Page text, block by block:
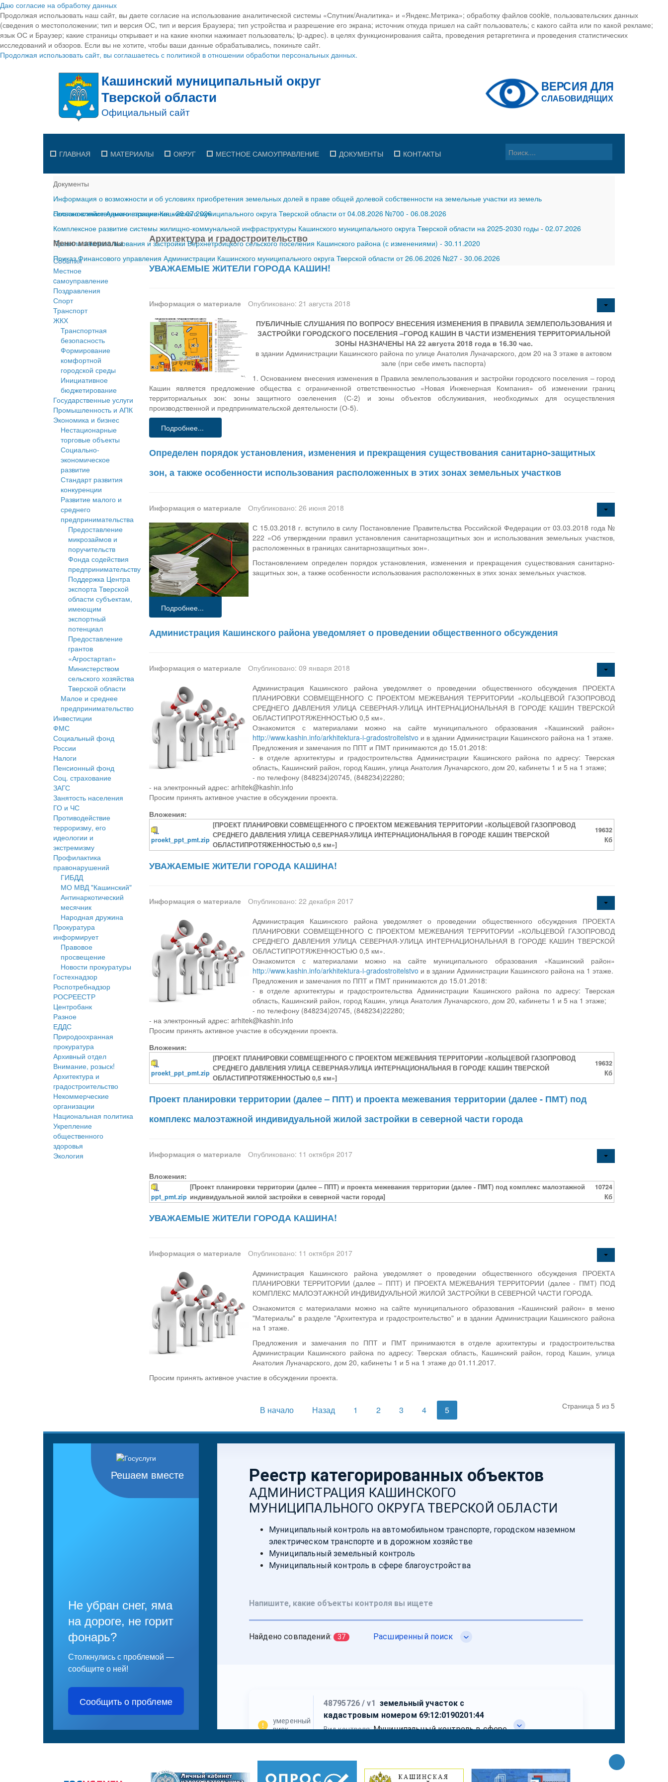
Даю согласие на обработку данных
Продолжая использовать наш сайт, вы даете согласие на использование аналитической системы «Спутник/Аналитика» и «Яндекс.Метрика»; обработку файлов cookie, пользовательских данных
(сведения о местоположении; тип и версия ОС, тип и версия Браузера; тип устройства и разрешение его экрана; источник откуда пришел на сайт пользователь; с какого сайта или по какой рекламе;
язык ОС и Браузер; какие страницы открывает и на какие кнопки нажимает пользователь; ip-адрес). в целях функционирования сайта, проведения ретаргетинга и проведения статистических
исследований и обзоров. Если вы не хотите, чтобы ваши данные обрабатывались, покиньте сайт.
Продолжая использовать сайт, вы соглашаетесь с политикой в отношении обработки персональных данных.
ГЛАВНАЯ МАТЕРИАЛЫ ОКРУГ МЕСТНОЕ САМОУПРАВЛЕНИЕ ДОКУМЕНТЫ КОНТАКТЫ
Документы
Информация о возможности и об условиях приобретения земельных долей в праве общей долевой собственности на земельные участки из земель
сельскохозяйственного назначения-29.07.2026
Постановление Администрации Кашинского муниципального округа Тверской области от 04.08.2026 №700 - 06.08.2026
Комплексное развитие системы жилищно-коммунальной инфраструктуры Кашинского муниципального округа Тверской области на 2025-2030 годы - 02.07.2026
Правила землепользования и застройки Верхнетроицкого сельского поселения Кашинского района (с изменениями) - 30.11.2020
Приказ Финансового управления Администрации Кашинского муниципального округа Тверской области от 26.06.2026 №27 - 30.06.2026
Меню материалы
События
Местное
cамоуправление
Поздравления
Спорт
Транспорт
ЖКХ
Транспортная
безопасность
Формирование
комфортной
городской среды
Инициативное
бюджетирование
Государственные услуги
Промышленность и АПК
Экономика и бизнес
Нестационарные
торговые объекты
Социально-
экономическое
развитие
Стандарт развития
конкуренции
Развитие малого и
среднего
предпринимательства
Предоставление
микрозаймов и
поручительств
Фонда содействия
предпринимательству
Поддержка Центра
экспорта Тверской
области субъектам,
имеющим
экспортный
потенциал
Предоставление
грантов
«Агростартап»
Министерством
сельского хозяйства
Тверской области
Малое и среднее
предпринимательство
Инвестиции
ФМС
Социальный фонд
России
Налоги
Пенсионный фонд
Соц. страхование
ЗАГС
Занятость населения
ГО и ЧС
Противодействие
терроризму, его
идеологии и
экстремизму
Профилактика
правонарушений
ГИБДД
МО МВД "Кашинский"
Антинаркотический
месячник
Народная дружина
Прокуратура
информирует
Правовое
просвещение
Новости прокуратуры
Гостехнадзор
Роспотребнадзор
РОСРЕЕСТР
Центробанк
Разное
ЕДДС
Природоохранная
прокуратура
Архивный отдел
Внимание, розыск!
Архитектура и
градостроительство
Некоммерческие
организации
Национальная политика
Укрепление
общественного
здоровья
Экология
Архитектура и градостроительство
УВАЖАЕМЫЕ ЖИТЕЛИ ГОРОДА КАШИН!
Информация о материале
Опубликовано: 21 августа 2018
ПУБЛИЧНЫЕ СЛУШАНИЯ ПО ВОПРОСУ ВНЕСЕНИЯ ИЗМЕНЕНИЯ В ПРАВИЛА ЗЕМЛЕПОЛЬЗОВАНИЯ И
ЗАСТРОЙКИ ГОРОДСКОГО ПОСЕЛЕНИЯ –ГОРОД КАШИН В ЧАСТИ ИЗМЕНЕНИЯ ТЕРРИТОРИАЛЬНОЙ
ЗОНЫ НАЗНАЧЕНЫ НА 22 августа 2018 года в 16.30 час.
в здании Администрации Кашинского района по улице Анатолия Луначарского, дом 20 на 3 этаже в актовом
зале (при себе иметь паспорта)
1. Основанием внесения изменения в Правила землепользования и застройки городского поселения – город
Кашин является предложение общества с ограниченной ответственностью «Новая Инженерная Компания» об изменении границ
территориальных зон: зоны защитного озеленения (С-2) и зоны объектов обслуживания, необходимых для осуществления
производственной и предпринимательской деятельности (О-5).
Подробнее...
Определен порядок установления, изменения и прекращения существования санитарно-защитных
зон, а также особенности использования расположенных в этих зонах земельных участков
Информация о материале
Опубликовано: 26 июня 2018
С 15.03.2018 г. вступило в силу Постановление Правительства Российской Федерации от 03.03.2018 года №
222 «Об утверждении правил установления санитарнозащитных зон и использования земельных участков,
расположенных в границах санитарнозащитных зон».
Постановлением определен порядок установления, изменения и прекращения существования санитарно-
защитных зон, а также особенности использования расположенных в этих зонах земельных участков.
Подробнее...
Администрация Кашинского района уведомляет о проведении общественного обсуждения
Информация о материале
Опубликовано: 09 января 2018
Администрация Кашинского района уведомляет о проведении общественного обсуждения ПРОЕКТА
ПЛАНИРОВКИ СОВМЕЩЕННОГО С ПРОЕКТОМ МЕЖЕВАНИЯ ТЕРРИТОРИИ «КОЛЬЦЕВОЙ ГАЗОПРОВОД
СРЕДНЕГО ДАВЛЕНИЯ УЛИЦА СЕВЕРНАЯ-УЛИЦА ИНТЕРНАЦИОНАЛЬНАЯ В ГОРОДЕ КАШИН ТВЕРСКОЙ
ОБЛАСТИПРОТЯЖЕННОСТЬЮ 0,5 км».
Ознакомится с материалами можно на сайте муниципального образования «Кашинский район»
http://www.kashin.info/arkhitektura-i-gradostroitelstvo и в здании Администрации Кашинского района на 1 этаже.
Предложения и замечания по ППТ и ПМТ принимаются до 15.01.2018:
- в отделе архитектуры и градостроительства Администрации Кашинского района по адресу: Тверская
область, Кашинский район, город Кашин, улица Анатолия Луначарского, дом 20, кабинеты 1 и 5 на 1 этаже;
- по телефону (848234)20745, (848234)22280;
- на электронный адрес: arhitek@kashin.info
Просим принять активное участие в обсуждении проекта.
Вложения:
proekt_ppt_pmt.zip
[ПРОЕКТ ПЛАНИРОВКИ СОВМЕЩЕННОГО С ПРОЕКТОМ МЕЖЕВАНИЯ ТЕРРИТОРИИ «КОЛЬЦЕВОЙ ГАЗОПРОВОД
СРЕДНЕГО ДАВЛЕНИЯ УЛИЦА СЕВЕРНАЯ-УЛИЦА ИНТЕРНАЦИОНАЛЬНАЯ В ГОРОДЕ КАШИН ТВЕРСКОЙ
ОБЛАСТИПРОТЯЖЕННОСТЬЮ 0,5 км»]
19632
Кб
УВАЖАЕМЫЕ ЖИТЕЛИ ГОРОДА КАШИНА!
Информация о материале
Опубликовано: 22 декабря 2017
Администрация Кашинского района уведомляет о проведении общественного обсуждения ПРОЕКТА
ПЛАНИРОВКИ СОВМЕЩЕННОГО С ПРОЕКТОМ МЕЖЕВАНИЯ ТЕРРИТОРИИ «КОЛЬЦЕВОЙ ГАЗОПРОВОД
СРЕДНЕГО ДАВЛЕНИЯ УЛИЦА СЕВЕРНАЯ-УЛИЦА ИНТЕРНАЦИОНАЛЬНАЯ В ГОРОДЕ КАШИН ТВЕРСКОЙ
ОБЛАСТИПРОТЯЖЕННОСТЬЮ 0,5 км».
Ознакомится с материалами можно на сайте муниципального образования «Кашинский район»
http://www.kashin.info/arkhitektura-i-gradostroitelstvo и в здании Администрации Кашинского района на 1 этаже.
Предложения и замечания по ППТ и ПМТ принимаются до 15.01.2018:
- в отделе архитектуры и градостроительства Администрации Кашинского района по адресу: Тверская
область, Кашинский район, город Кашин, улица Анатолия Луначарского, дом 20, кабинеты 1 и 5 на 1 этаже;
- по телефону (848234)20745, (848234)22280;
- на электронный адрес: arhitek@kashin.info
Просим принять активное участие в обсуждении проекта.
Вложения:
proekt_ppt_pmt.zip
[ПРОЕКТ ПЛАНИРОВКИ СОВМЕЩЕННОГО С ПРОЕКТОМ МЕЖЕВАНИЯ ТЕРРИТОРИИ «КОЛЬЦЕВОЙ ГАЗОПРОВОД
СРЕДНЕГО ДАВЛЕНИЯ УЛИЦА СЕВЕРНАЯ-УЛИЦА ИНТЕРНАЦИОНАЛЬНАЯ В ГОРОДЕ КАШИН ТВЕРСКОЙ
ОБЛАСТИПРОТЯЖЕННОСТЬЮ 0,5 км»]
19632
Кб
Проект планировки территории (далее – ППТ) и проекта межевания территории (далее - ПМТ) под
комплекс малоэтажной индивидуальной жилой застройки в северной части города
Информация о материале Опубликовано: 11 октября 2017
Вложения:
ppt_pmt.zip
[Проект планировки территории (далее – ППТ) и проекта межевания территории (далее - ПМТ) под комплекс малоэтажной
индивидуальной жилой застройки в северной части города]
10724
Кб
УВАЖАЕМЫЕ ЖИТЕЛИ ГОРОДА КАШИНА!
Информация о материале
Опубликовано: 11 октября 2017
Администрация Кашинского района уведомляет о проведении общественного обсуждения ПРОЕКТА
ПЛАНИРОВКИ ТЕРРИТОРИИ (далее – ППТ) И ПРОЕКТА МЕЖЕВАНИЯ ТЕРРИТОРИИ (далее - ПМТ) ПОД
КОМПЛЕКС МАЛОЭТАЖНОЙ ИНДИВИДУАЛЬНОЙ ЖИЛОЙ ЗАСТРОЙКИ В СЕВЕРНОЙ ЧАСТИ ГОРОДА.
Ознакомится с материалами можно на сайте муниципального образования «Кашинский район» в меню
"Материалы" в разделе "Архитектура и градостроительство" и в здании Администрации Кашинского района
на 1 этаже.
Предложения и замечания по ППТ и ПМТ принимаются в отделе архитектуры и градостроительства
Администрации Кашинского района по адресу: Тверская область, Кашинский район, город Кашин, улица
Анатолия Луначарского, дом 20, кабинеты 1 и 5 на 1 этаже до 01.11.2017.
Просим принять активное участие в обсуждении проекта.
Страница 5 из 5
В начало Назад 1 2 3 4 5
Решаем вместе
Не убран снег, яма
на дороге, не горит
фонарь?
Столкнулись с проблемой —
сообщите о ней!
Сообщить о проблеме